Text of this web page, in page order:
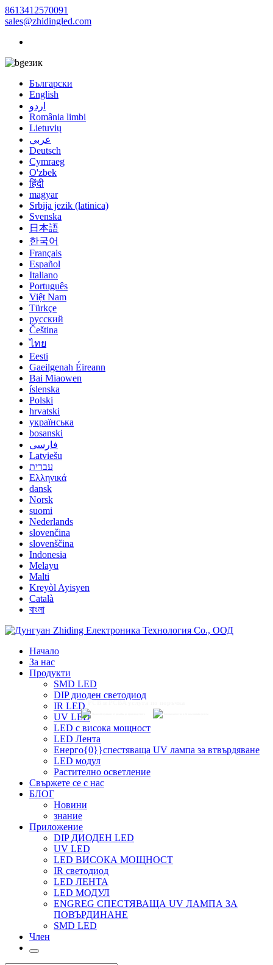
8613412570091
sales@zhidingled.com
език
Български
English
اردو
România limbi
Lietuvių
عربي
Deutsch
Cymraeg
O'zbek
हिंदी
magyar
Srbija jezik (latinica)
Svenska
日本語
한국어
Français
Español
Italiano
Português
Việt Nam
Türkçe
русский
Čeština
ไทย
Eesti
Gaeilgenah Éireann
Bai Miaowen
íslenska
Polski
hrvatski
українська
bosanski
فارسی
Latviešu
עברית
Ελληνικά
dansk
Norsk
suomi
Nederlands
slovenčina
slovenščina
Indonesia
Melayu
Malti
Kreyòl Ayisyen
Català
বাংলা
Начало
За нас
Продукти
SMD LED
DIP диоден светодиод
IR LED
UV LED
LED с висока мощност
LED Лента
Енерго{0}}спестяваща UV лампа за втвърдяване
LED модул
Растително осветление
Свържете се с нас
БЛОГ
Новини
знание
Приложение
DIP ДИОДЕН LED
UV LED
LED ВИСОКА МОЩНОСТ
IR светодиод
LED ЛЕНТА
LED МОДУЛ
ENGREG СПЕСТЯВАЩА UV ЛАМПА ЗА
ПОВЪРДИНАНЕ
SMD LED
Член
PCB и PCBA услуга по поръчка